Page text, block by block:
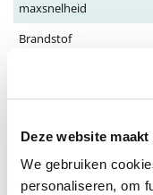
Deze website
We gebruiken
personaliseren, om
maxsnelheid
Brandstof
Plus- en
4 PAS-modi en 4